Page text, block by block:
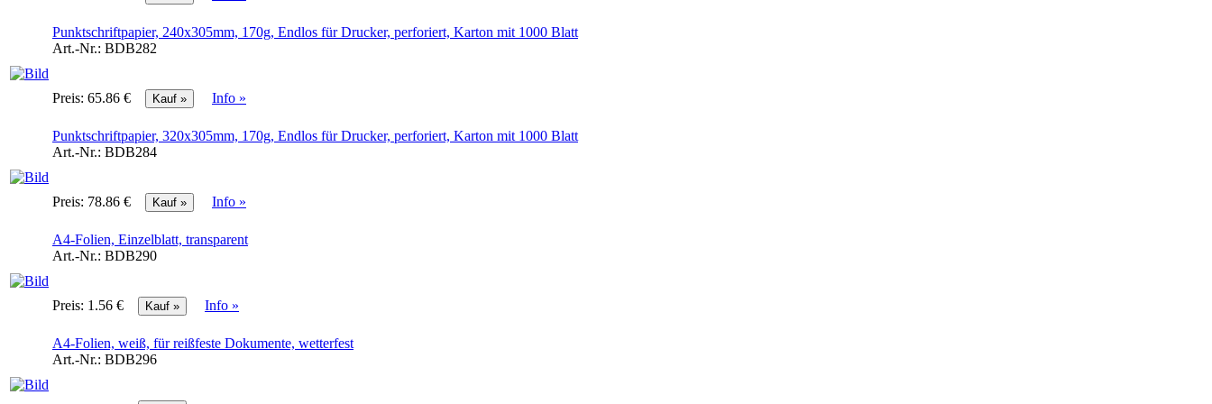
Punktschriftpapier, 240x305mm, 170g, Endlos für Drucker, perforiert, Karton mit 1000 Blatt
Art.-Nr.: BDB282
Preis: 65.86 € Info »
Punktschriftpapier, 320x305mm, 170g, Endlos für Drucker, perforiert, Karton mit 1000 Blatt
Art.-Nr.: BDB284
Preis: 78.86 € Info »
A4-Folien, Einzelblatt, transparent
Art.-Nr.: BDB290
Preis: 1.56 € Info »
A4-Folien, weiß, für reißfeste Dokumente, wetterfest
Art.-Nr.: BDB296